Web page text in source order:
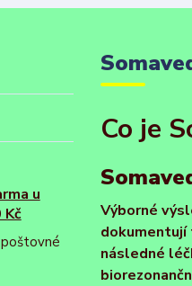
Co je
Výborné
dokumentují
následné
u
Kč